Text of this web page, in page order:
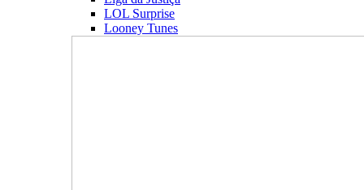
LOL Surprise
Looney Tunes